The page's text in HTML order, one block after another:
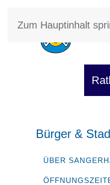
Zum Hauptinhalt
Bürger &
ÜBER